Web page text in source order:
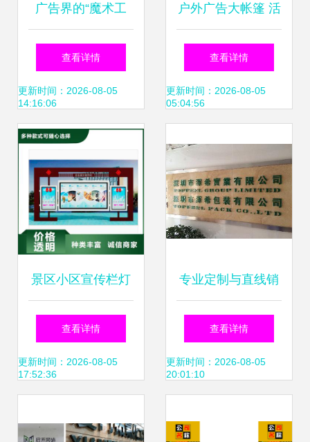
广告界的“魔术工
坊” 宿迁市思创广
告制品厂如何重塑
现代广告制作
查看详情
更新时间：2026-08-05
14:16:06
户外广告大帐篷 活
动促销伸缩帐篷定
制与选购全指南
查看详情
更新时间：2026-08-05
05:04:56
景区小区宣传栏灯
箱定制服务与软件
销售一体化解决方
查看详情
更新时间：2026-08-05
17:52:36
专业定制与直线销
售 深圳LOGO金属
招牌制作与软件销
查看详情
更新时间：2026-08-05
20:01:10